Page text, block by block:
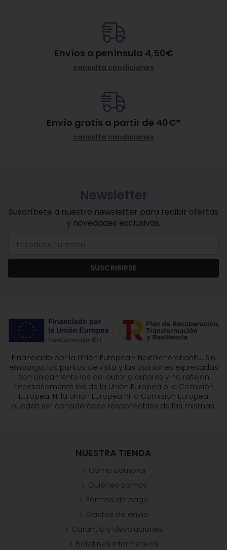
Envíos a península 4,50€
consulta condiciones
Envío gratis a partir de 40€*
consulta condiciones
Newsletter
Suscríbete a nuestro newsletter para recibir ofertas
y novedades exclusivas.
SUSCRIBIRSE
Financiado por la Unión Europea - NextGenerationEU. Sin
embargo, los puntos de vista y las opiniones expresadas
son únicamente los del autor o autores y no reflejan
necesariamente los de la Unión Europea o la Comisión
Europea. Ni la Unión Europea ni la Comisión Europea
pueden ser consideradas responsables de las mismas.
NUESTRA TIENDA
Cómo comprar
Quiénes somos
Formas de pago
Gastos de envío
Garantía y devoluciones
Boletines informativos